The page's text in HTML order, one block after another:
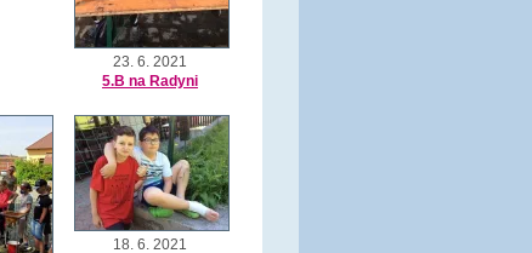
23. 6. 2021
5.B na Radyni
18. 6. 2021